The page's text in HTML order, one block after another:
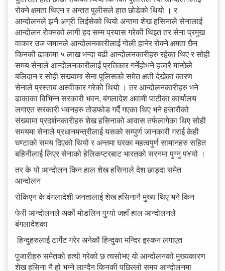
रोक्ने क्षमता थिएन र अन्तत पुलीसले हात छोडेको थियो । र
आन्दोलनले झनै अग्री लिईसेको थियो अन्तमा शेख हसिनाले सेनालाई
आन्दोलन रोक्नको लागी हद सम्म प्रयास गरेकी थिइत तर सेना प्रमुख
वाकार उज जमानले आन्दोलनकारीलाई गोली हानेर रोक्ने क्षमता छैन
किनकी ढाकामा ५ लाख भन्दा बढी आन्दोलनकारीहरु रहेका थिए र सोही
समय सेनाले आन्दोलनकारीलाई प्रतिकार गर्नेहोभने हजारै मान्छेले
बलिदान र सोही संख्यामा सेना पुलिसको समेत क्षती देखेका कारण
सेनाले प्रस्ताब अस्वीकार गरेको थियो । तर आन्दोलनकारीहरु भने
ढाकाका विभिन्न सरकारी भवन, बंगलादेश अवामी पाटीका कार्यालय
लगाएत सरकारी भवनहरु तोडफोड गर्दै गएका थिए भने हजारौको
संख्यामा प्रदर्शनकारीहरु शेख हसिनाको आवास तर्फलागेका थिए सोही
समयमा सेनाले प्रधानमन्त्रीलाई यसको सम्पुर्ण जानकारी गराई केही
घण्टाको समय दिएको थियो र अन्तमा घरका महत्वपुर्ण सामानहरु सहित
बहिनीलाई लिएर सेनाको हेलिकप्टरबाट भारतको सरनमा पुग्नु प¥यो ।
तर के यो आन्दोलन किन हाल शेख हसिनाले देश छाड्दा समेत
आन्दोलन
रोकिएन के वंगलादेशी जनतालाई शेख हसिनानै मुख्य थिए भने किन
फेरी आन्दोलनले अर्को मोडलिन पुग्यो जहाँ हाल आन्दोलनले
बंगलादेशका
हिन्दुहरुलाई टार्गेट गरेर अनेकौ हिन्दुका मन्दिर इस्कन लगाएत
पुजारीहरु समेतको हत्यो गरेको छ त्यसोभए यो आन्दोलनको मुख्यकारण
शेख हसिना नै हो भन्ने लाग्दैन किनकी पछिल्लो समय आन्दोलनमा